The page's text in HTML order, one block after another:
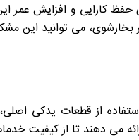
حفظ کارایی و افزایش
می توانید این
و استفاده از قطعات
می دهند تا از کیفیت